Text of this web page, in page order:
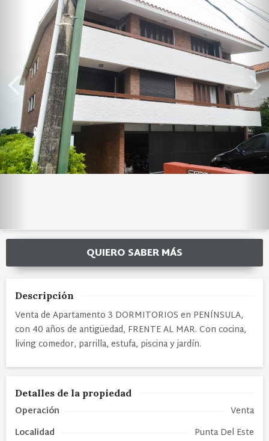
QUIERO SABER MÁS
Descripción
Venta de Apartamento 3 DORMITORIOS en PENÍNSULA,
con 40 años de antigüedad, FRENTE AL MAR. Con cocina,
living comedor, parrilla, estufa, piscina y jardín.
Detalles de la propiedad
Operación
Venta
Localidad
Punta Del Este